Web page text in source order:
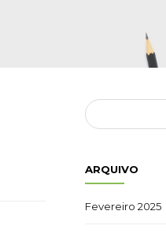
ARQUIVO
Fevereiro 2025